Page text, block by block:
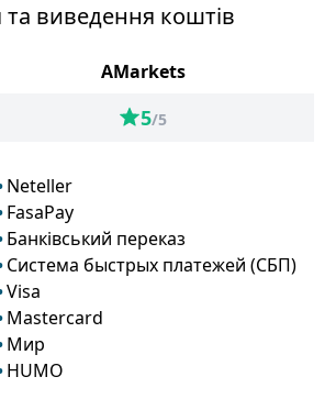
виведення коштів
AMarkets
5/5
Neteller
FasaPay
Банківський переказ
Система быстрых платежей (СБП)
Visa
Mastercard
Мир
HUMO